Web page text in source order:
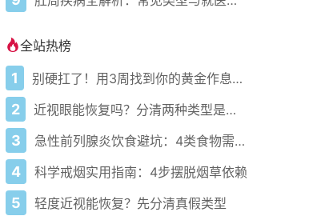
全站热榜
1 别硬扛了！用3周找到你的黄金作息你的身体在等你
2 近视眼能恢复吗？分清两种类型是关键
3 急性前列腺炎饮食避坑：4类食物需规避促康复
4 科学戒烟实用指南：4步摆脱烟草依赖
5 轻度近视能恢复？先分清真假类型